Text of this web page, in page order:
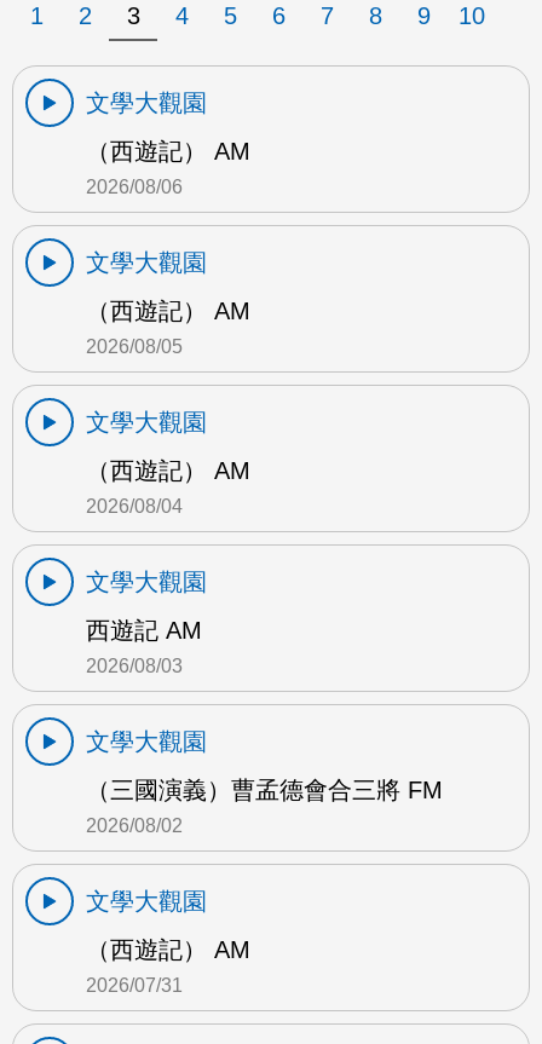
1 2 3 4 5 6 7 8 9 10
文學大觀園
（西遊記） AM
2026/08/06
文學大觀園
（西遊記） AM
2026/08/05
文學大觀園
（西遊記） AM
2026/08/04
文學大觀園
西遊記 AM
2026/08/03
文學大觀園
（三國演義）曹孟德會合三將 FM
2026/08/02
文學大觀園
（西遊記） AM
2026/07/31